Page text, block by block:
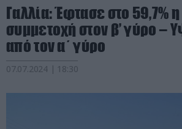
Γαλλία: Έφτασε στο 59,7% η
συμμετοχή στον β’ γύρο –
από τον α΄ γύρο
07.07.2024 | 18:30